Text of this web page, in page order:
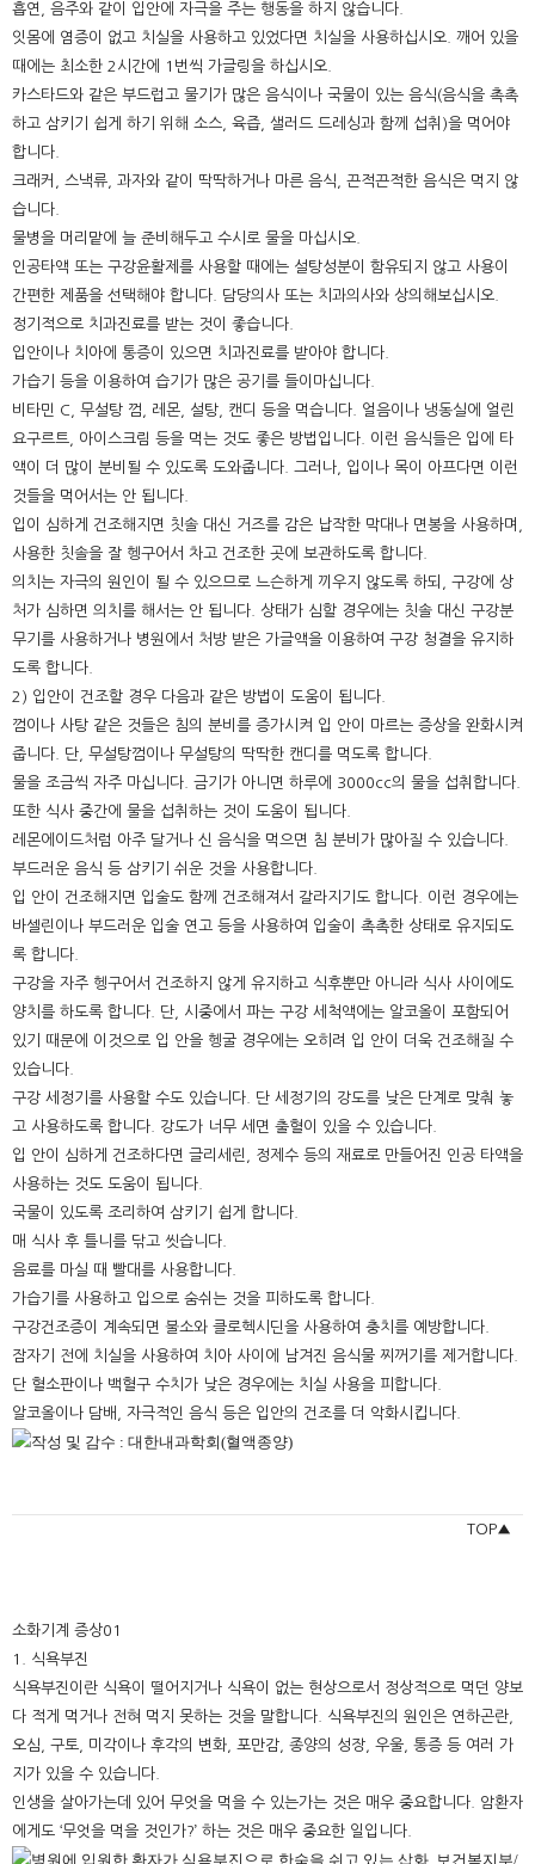
흡연, 음주와 같이 입안에 자극을 주는 행동을 하지 않습니다.
잇몸에 염증이 없고 치실을 사용하고 있었다면 치실을 사용하십시오. 깨어 있을
때에는 최소한 2시간에 1번씩 가글링을 하십시오.
카스타드와 같은 부드럽고 물기가 많은 음식이나 국물이 있는 음식(음식을 촉촉
하고 삼키기 쉽게 하기 위해 소스, 육즙, 샐러드 드레싱과 함께 섭취)을 먹어야
합니다.
크래커, 스낵류, 과자와 같이 딱딱하거나 마른 음식, 끈적끈적한 음식은 먹지 않
습니다.
물병을 머리맡에 늘 준비해두고 수시로 물을 마십시오.
인공타액 또는 구강윤활제를 사용할 때에는 설탕성분이 함유되지 않고 사용이
간편한 제품을 선택해야 합니다. 담당의사 또는 치과의사와 상의해보십시오.
정기적으로 치과진료를 받는 것이 좋습니다.
입안이나 치아에 통증이 있으면 치과진료를 받아야 합니다.
가습기 등을 이용하여 습기가 많은 공기를 들이마십니다.
비타민 C, 무설탕 껌, 레몬, 설탕, 캔디 등을 먹습니다. 얼음이나 냉동실에 얼린
요구르트, 아이스크림 등을 먹는 것도 좋은 방법입니다. 이런 음식들은 입에 타
액이 더 많이 분비될 수 있도록 도와줍니다. 그러나, 입이나 목이 아프다면 이런
것들을 먹어서는 안 됩니다.
입이 심하게 건조해지면 칫솔 대신 거즈를 감은 납작한 막대나 면봉을 사용하며,
사용한 칫솔을 잘 헹구어서 차고 건조한 곳에 보관하도록 합니다.
의치는 자극의 원인이 될 수 있으므로 느슨하게 끼우지 않도록 하되, 구강에 상
처가 심하면 의치를 해서는 안 됩니다. 상태가 심할 경우에는 칫솔 대신 구강분
무기를 사용하거나 병원에서 처방 받은 가글액을 이용하여 구강 청결을 유지하
도록 합니다.
2) 입안이 건조할 경우 다음과 같은 방법이 도움이 됩니다.
껌이나 사탕 같은 것들은 침의 분비를 증가시켜 입 안이 마르는 증상을 완화시켜
줍니다. 단, 무설탕껌이나 무설탕의 딱딱한 캔디를 먹도록 합니다.
물을 조금씩 자주 마십니다. 금기가 아니면 하루에 3000cc의 물을 섭취합니다.
또한 식사 중간에 물을 섭취하는 것이 도움이 됩니다.
레몬에이드처럼 아주 달거나 신 음식을 먹으면 침 분비가 많아질 수 있습니다.
부드러운 음식 등 삼키기 쉬운 것을 사용합니다.
입 안이 건조해지면 입술도 함께 건조해져서 갈라지기도 합니다. 이런 경우에는
바셀린이나 부드러운 입술 연고 등을 사용하여 입술이 촉촉한 상태로 유지되도
록 합니다.
구강을 자주 헹구어서 건조하지 않게 유지하고 식후뿐만 아니라 식사 사이에도
양치를 하도록 합니다. 단, 시중에서 파는 구강 세척액에는 알코올이 포함되어
있기 때문에 이것으로 입 안을 헹굴 경우에는 오히려 입 안이 더욱 건조해질 수
있습니다.
구강 세정기를 사용할 수도 있습니다. 단 세정기의 강도를 낮은 단계로 맞춰 놓
고 사용하도록 합니다. 강도가 너무 세면 출혈이 있을 수 있습니다.
입 안이 심하게 건조하다면 글리세린, 정제수 등의 재료로 만들어진 인공 타액을
사용하는 것도 도움이 됩니다.
국물이 있도록 조리하여 삼키기 쉽게 합니다.
매 식사 후 틀니를 닦고 씻습니다.
음료를 마실 때 빨대를 사용합니다.
가습기를 사용하고 입으로 숨쉬는 것을 피하도록 합니다.
구강건조증이 계속되면 불소와 클로헥시딘을 사용하여 충치를 예방합니다.
잠자기 전에 치실을 사용하여 치아 사이에 남겨진 음식물 찌꺼기를 제거합니다.
단 혈소판이나 백혈구 수치가 낮은 경우에는 치실 사용을 피합니다.
알코올이나 담배, 자극적인 음식 등은 입안의 건조를 더 악화시킵니다.
TOP▲
소화기계 증상01
1. 식욕부진
식욕부진이란 식욕이 떨어지거나 식욕이 없는 현상으로서 정상적으로 먹던 양보
다 적게 먹거나 전혀 먹지 못하는 것을 말합니다. 식욕부진의 원인은 연하곤란,
오심, 구토, 미각이나 후각의 변화, 포만감, 종양의 성장, 우울, 통증 등 여러 가
지가 있을 수 있습니다.
인생을 살아가는데 있어 무엇을 먹을 수 있는가는 것은 매우 중요합니다. 암환자
에게도 ‘무엇을 먹을 것인가?’ 하는 것은 매우 중요한 일입니다.